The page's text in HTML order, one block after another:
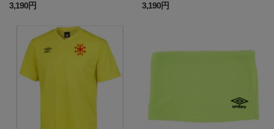
3,190円
3,190円